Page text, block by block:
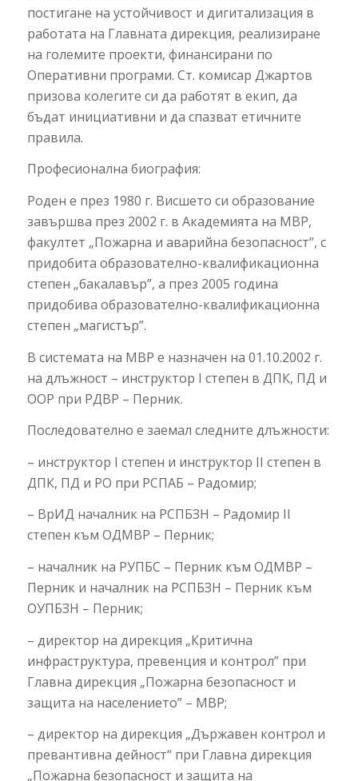
постигане на устойчивост и дигитализация в
работата на Главната дирекция, реализиране
на големите проекти, финансирани по
Оперативни програми. Ст. комисар Джартов
призова колегите си да работят в екип, да
бъдат инициативни и да спазват етичните
правила.
Професионална биография:
Роден е през 1980 г. Висшето си образование
завършва през 2002 г. в Академията на МВР,
факултет „Пожарна и аварийна безопасност”, с
придобита образователно-квалификационна
степен „бакалавър”, а през 2005 година
придобива образователно-квалификационна
степен „магистър”.
В системата на МВР е назначен на 01.10.2002 г.
на длъжност – инструктор І степен в ДПК, ПД и
ООР при РДВР – Перник.
Последователно е заемал следните длъжности:
– инструктор І степен и инструктор ІІ степен в
ДПК, ПД и РО при РСПАБ – Радомир;
– ВрИД началник на РСПБЗН – Радомир ІІ
степен към ОДМВР – Перник;
– началник на РУПБС – Перник към ОДМВР –
Перник и началник на РСПБЗН – Перник към
ОУПБЗН – Перник;
– директор на дирекция „Критична
инфраструктура, превенция и контрол” при
Главна дирекция „Пожарна безопасност и
защита на населението” – МВР;
– директор на дирекция „Държавен контрол и
превантивна дейност“ при Главна дирекция
„Пожарна безопасност и защита на